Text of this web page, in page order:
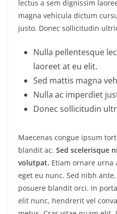
lectus a sem dignissim
magna vehicula dictum
justo. Donec sollicitudin
Nulla pellentesque
laoreet at eu elit.
Sed mattis magna
Nulla ac imperdiet
Donec sollicitudin
Maecenas congue ipsum
blandit ac. Sed scelerisque
volutpat. Etiam ornare urna
eget eu nunc. Sed nibh
posuere blandit orci. In
elit nunc, hendrerit vel